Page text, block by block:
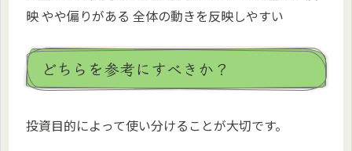
映 やや偏りがある 全体の動きを反映しやすい
どちらを参考にすべきか？
投資目的によって使い分けることが大切です。